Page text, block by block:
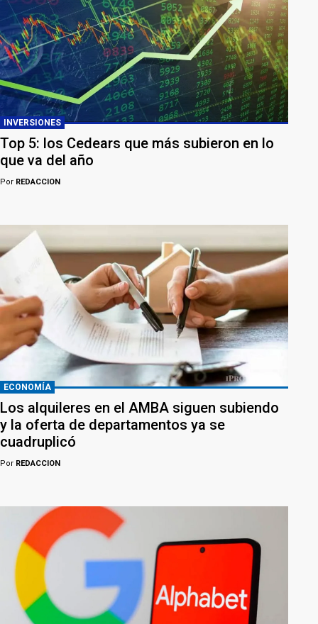
INVERSIONES
Top 5: los Cedears que más subieron en lo
que va del año
Por REDACCION
ECONOMÍA
Los alquileres en el AMBA siguen subiendo
y la oferta de departamentos ya se
cuadruplicó
Por REDACCION